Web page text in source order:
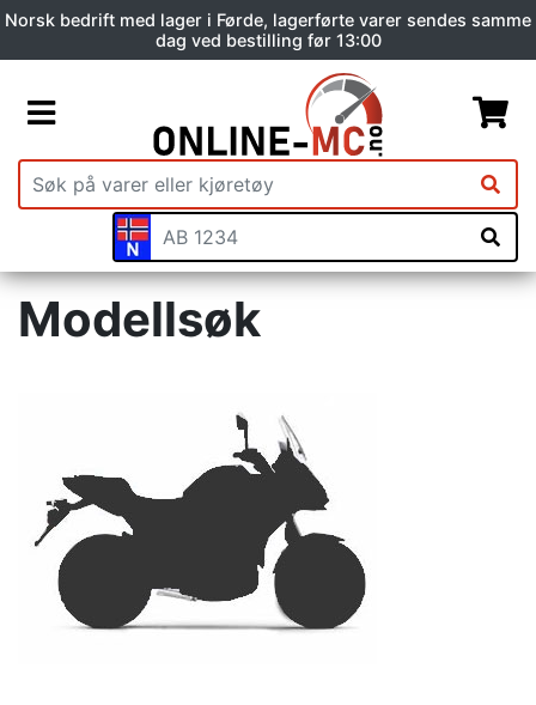
Norsk bedrift med lager i Førde, lagerførte varer sendes samme
dag ved bestilling før 13:00
Modellsøk